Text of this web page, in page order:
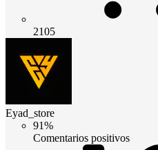
2105
Eyad_store
91%
Comentarios positivos